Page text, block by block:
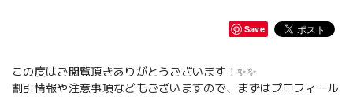
Save
この度はご閲覧頂きありがとうございます！✨✨
割引情報や注意事項などもございますので、まずはプロフィール